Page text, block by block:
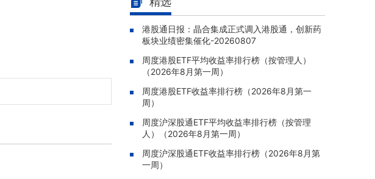
08-07 20:07 |灵宝黄金(03330.HK)：新疆哈巴
河勘查取得重大进展，保有金金属量由13.20吨
跃升至53.94吨
08-07 20:04 |迅策(03317.HK)：与天合算力订
立战略合作备忘，共探能源垂类大模型与Toke
n工厂商业化
08-07 20:02 |
中国泛半导体IMSS市场排名第三
08-07 19:47 | 浙能迈领绿航二次递表港交所，为
全球领先的绿色航运设备和系统提供商
08-07 19:09 |
港股通日报：晶合集成正式调入港股通，创新药
板块业绩密集催化-20260807
周度港股ETF平均收益率排行榜（按管理人）
（2026年8月第一周）
周度港股ETF收益率排行榜（2026年8月第一
周）
周度沪深股通ETF平均收益率排行榜（按管理
人）（2026年8月第一周）
周度沪深股通ETF收益率排行榜（2026年8月第
一周）